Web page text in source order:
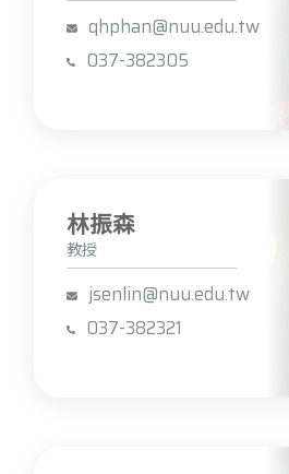
qhphan@nuu.edu.tw
037-382305
林振森
教授
jsenlin@nuu.edu.tw
037-382321